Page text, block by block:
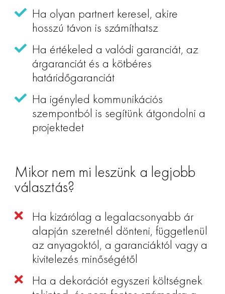
Ha olyan partnert keresel, akire
hosszú távon is számíthatsz
Ha értékeled a valódi garanciát, az
árgaranciát és a kötbéres
határidőgaranciát
Ha igényled kommunikációs
szempontból is segítünk átgondolni a
projektedet
Mikor nem mi leszünk a legjobb
választás?
Ha kizárólag a legalacsonyabb ár
alapján szeretnél dönteni, függetlenül
az anyagoktól, a garanciáktól vagy a
kivitelezés minőségétől
Ha a dekorációt egyszeri költségnek